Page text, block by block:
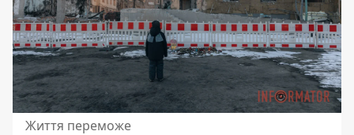
Життя переможе